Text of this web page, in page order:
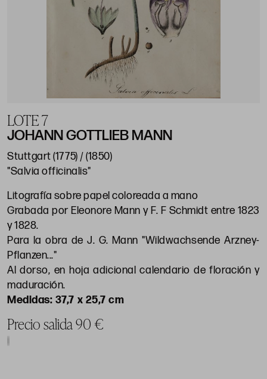
LOTE 7
JOHANN GOTTLIEB MANN
Stuttgart (1775) / (1850)
"Salvia officinalis"
Litografía sobre papel coloreada a mano
Grabada por Eleonore Mann y F. F Schmidt entre 1823
y 1828.
Para la obra de J. G. Mann "Wildwachsende Arzney-
Pflanzen..."
Al dorso, en hoja adicional calendario de floración y
maduración.
37,7 x 25,7 cm
Precio salida 90 €